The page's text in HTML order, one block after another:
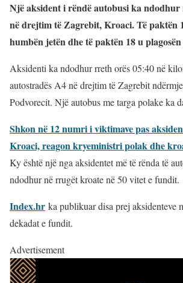
Një aksident i rëndë autobusi ka
në drejtim të Zagrebit, Kroaci. Të paktën
humbën jetën dhe të paktën 18 u
Aksidenti ka ndodhur rreth orës 05:40 në
autostradës A4 në drejtim të Zagrebit
Podvorecit. Një autobus me targa polake ka
Shkon në 12 numri i viktimave pas
Kroaci, reagon kryeministri polak dhe
Ky është një nga aksidentet më të rënda të
ndodhur në rrugët kroate në 50 vitet e fundit.
Index.hr ka publikuar disa prej aksidenteve
dekadat e fundit.
Advertisement